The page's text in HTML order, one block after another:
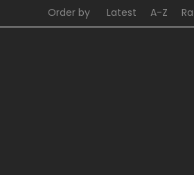
Order by Latest A-Z